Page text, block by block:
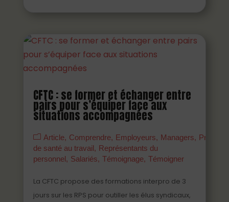
CFTC : se former et échanger entre
pairs pour s’équiper face aux
situations accompagnées
Article Comprendre Employeurs Managers
Prévenir
de santé au travail
Représentants du
personnel
Salariés Témoignage Témoigner
La CFTC propose des formations interpro de 3
jours sur les RPS pour outiller les élus syndicaux,